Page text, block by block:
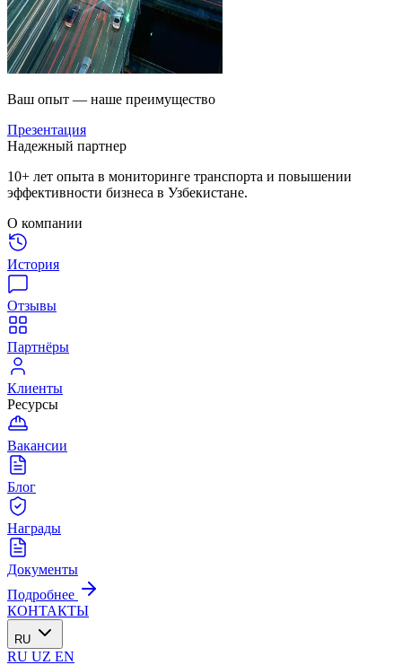
Ваш опыт — наше преимущество
Презентация
Надежный партнер
10+ лет опыта в мониторинге транспорта и повышении
эффективности бизнеса в Узбекистане.
О компании
История
Отзывы
Партнёры
Клиенты
Ресурсы
Вакансии
Блог
Награды
Документы
Подробнее
КОНТАКТЫ
RU
RU UZ EN